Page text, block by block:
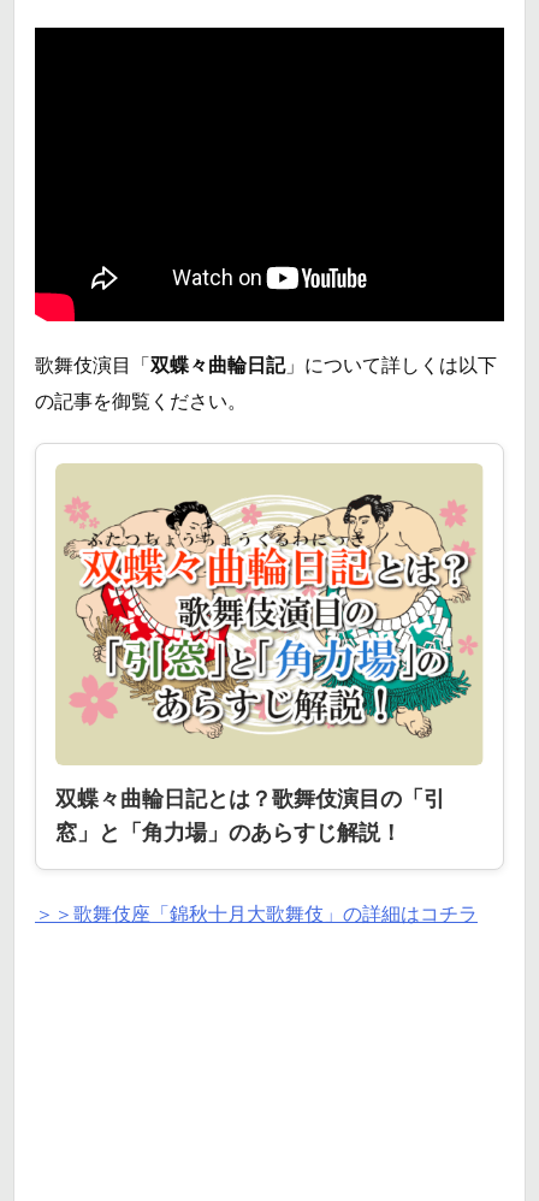
歌舞伎演目「双蝶々曲輪日記」について詳しくは以下
の記事を御覧ください。
双蝶々曲輪日記とは？歌舞伎演目の「引
窓」と「角力場」のあらすじ解説！
＞＞歌舞伎座「錦秋十月大歌舞伎」の詳細はコチラ